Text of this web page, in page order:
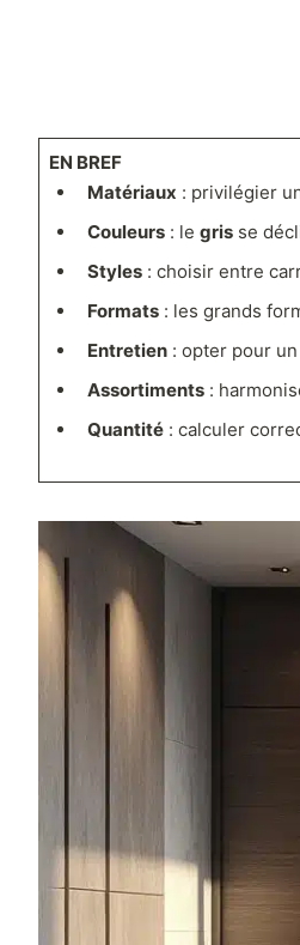
EN BREF
Matériaux : privilégier
Couleurs: le grisse
Styles: choisir entre
Formats: les grands
Entretien: opter pour un
Assortiments:
Quantité: calculer